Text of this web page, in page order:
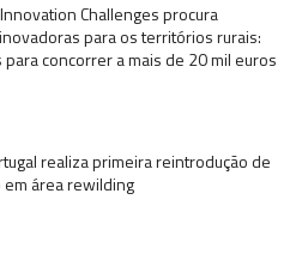
Challenges procura
para os territórios rurais:
para concorrer a mais de 20 mil euros
realiza primeira reintrodução de
área rewilding